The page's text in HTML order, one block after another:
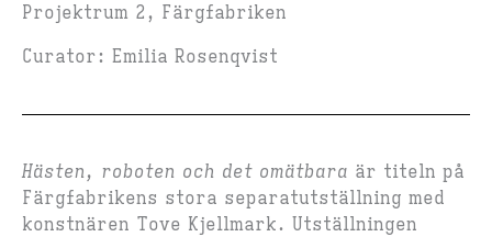
Projektrum 2, Färgfabriken
Curator: Emilia Rosenqvist
Hästen, roboten och det omätbara är titeln på
Färgfabrikens stora separatutställning med
konstnären Tove Kjellmark. Utställningen